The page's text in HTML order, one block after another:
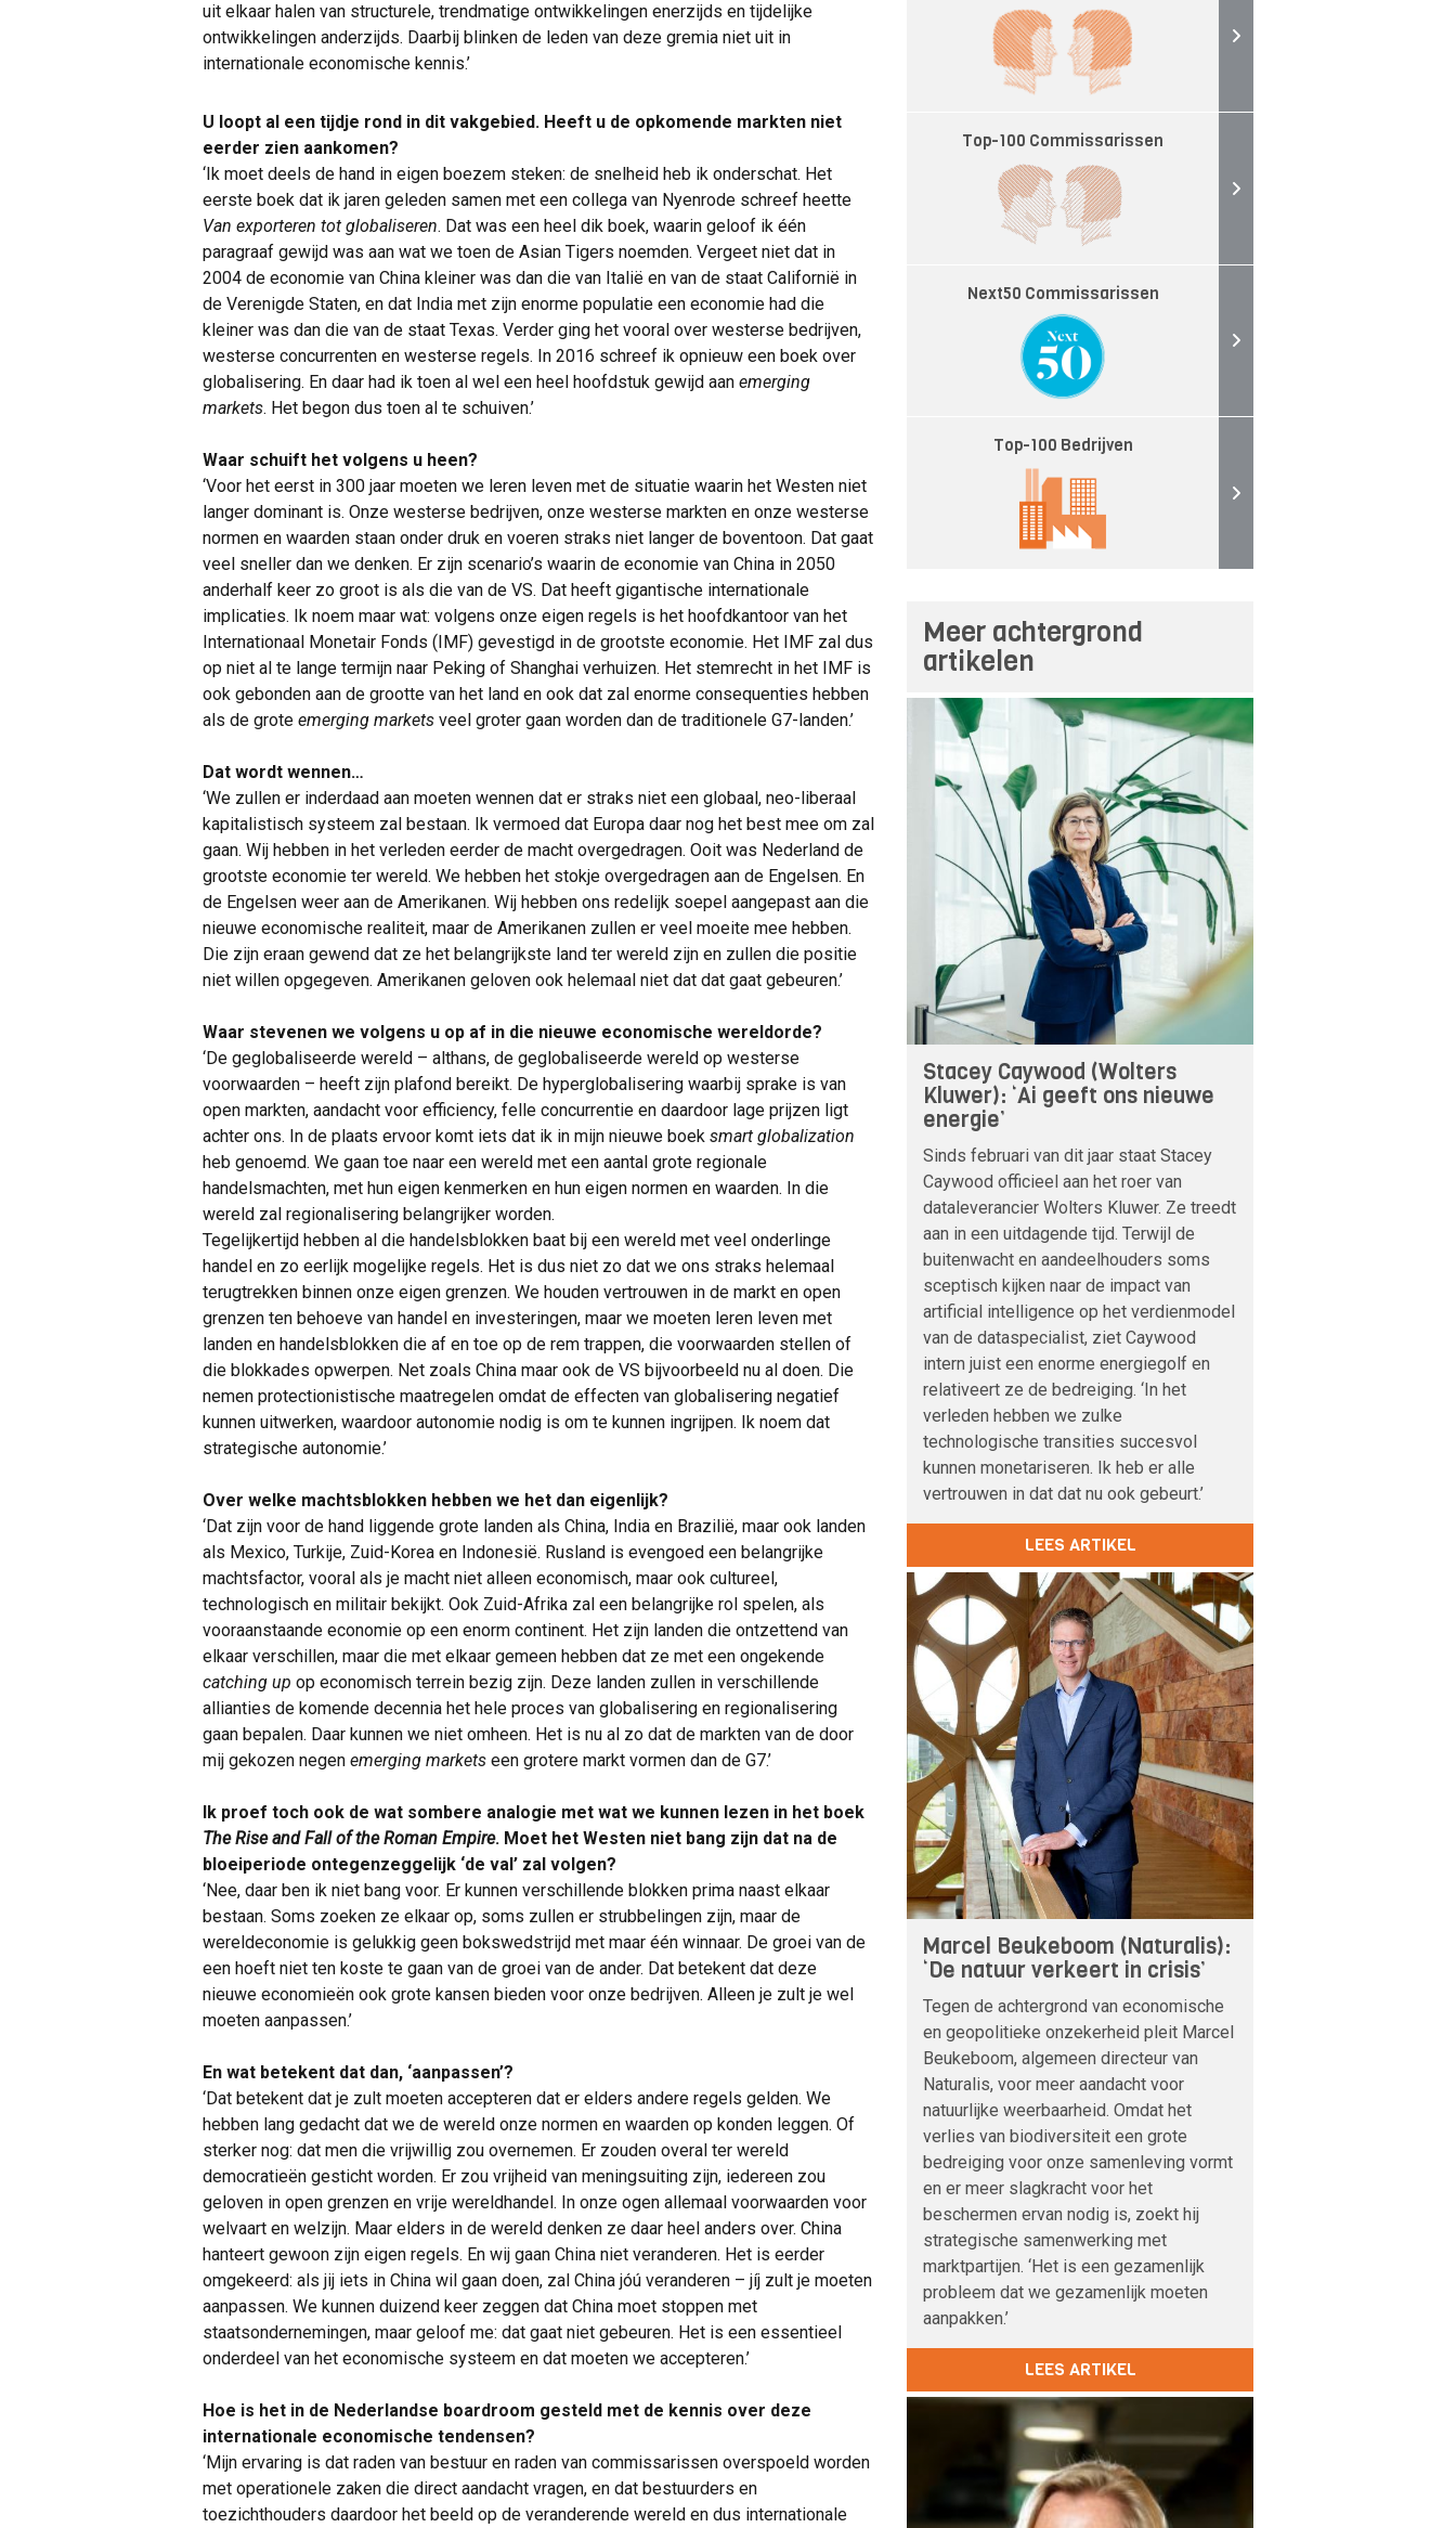
uit elkaar halen van structurele, trendmatige ontwikkelingen enerzijds en tijdelijke
ontwikkelingen anderzijds. Daarbij blinken de leden van deze gremia niet uit in
internationale economische kennis.’
U loopt al een tijdje rond in dit vakgebied. Heeft u de opkomende markten niet
eerder zien aankomen?
‘Ik moet deels de hand in eigen boezem steken: de snelheid heb ik onderschat. Het
eerste boek dat ik jaren geleden samen met een collega van Nyenrode schreef heette
Van exporteren tot globaliseren. Dat was een heel dik boek, waarin geloof ik één
paragraaf gewijd was aan wat we toen de Asian Tigers noemden. Vergeet niet dat in
2004 de economie van China kleiner was dan die van Italië en van de staat Californië in
de Verenigde Staten, en dat India met zijn enorme populatie een economie had die
kleiner was dan die van de staat Texas. Verder ging het vooral over westerse bedrijven,
westerse concurrenten en westerse regels. In 2016 schreef ik opnieuw een boek over
globalisering. En daar had ik toen al wel een heel hoofdstuk gewijd aan emerging
markets. Het begon dus toen al te schuiven.’
Waar schuift het volgens u heen?
‘Voor het eerst in 300 jaar moeten we leren leven met de situatie waarin het Westen niet
langer dominant is. Onze westerse bedrijven, onze westerse markten en onze westerse
normen en waarden staan onder druk en voeren straks niet langer de boventoon. Dat gaat
veel sneller dan we denken. Er zijn scenario’s waarin de economie van China in 2050
anderhalf keer zo groot is als die van de VS. Dat heeft gigantische internationale
implicaties. Ik noem maar wat: volgens onze eigen regels is het hoofdkantoor van het
Internationaal Monetair Fonds (IMF) gevestigd in de grootste economie. Het IMF zal dus
op niet al te lange termijn naar Peking of Shanghai verhuizen. Het stemrecht in het IMF is
ook gebonden aan de grootte van het land en ook dat zal enorme consequenties hebben
als de grote emerging markets veel groter gaan worden dan de traditionele G7-landen.’
Dat wordt wennen…
‘We zullen er inderdaad aan moeten wennen dat er straks niet een globaal, neo-liberaal
kapitalistisch systeem zal bestaan. Ik vermoed dat Europa daar nog het best mee om zal
gaan. Wij hebben in het verleden eerder de macht overgedragen. Ooit was Nederland de
grootste economie ter wereld. We hebben het stokje overgedragen aan de Engelsen. En
de Engelsen weer aan de Amerikanen. Wij hebben ons redelijk soepel aangepast aan die
nieuwe economische realiteit, maar de Amerikanen zullen er veel moeite mee hebben.
Die zijn eraan gewend dat ze het belangrijkste land ter wereld zijn en zullen die positie
niet willen opgegeven. Amerikanen geloven ook helemaal niet dat dat gaat gebeuren.’
Waar stevenen we volgens u op af in die nieuwe economische wereldorde?
‘De geglobaliseerde wereld – althans, de geglobaliseerde wereld op westerse
voorwaarden – heeft zijn plafond bereikt. De hyperglobalisering waarbij sprake is van
open markten, aandacht voor efficiency, felle concurrentie en daardoor lage prijzen ligt
achter ons. In de plaats ervoor komt iets dat ik in mijn nieuwe boek smart globalization
heb genoemd. We gaan toe naar een wereld met een aantal grote regionale
handelsmachten, met hun eigen kenmerken en hun eigen normen en waarden. In die
wereld zal regionalisering belangrijker worden.
Tegelijkertijd hebben al die handelsblokken baat bij een wereld met veel onderlinge
handel en zo eerlijk mogelijke regels. Het is dus niet zo dat we ons straks helemaal
terugtrekken binnen onze eigen grenzen. We houden vertrouwen in de markt en open
grenzen ten behoeve van handel en investeringen, maar we moeten leren leven met
landen en handelsblokken die af en toe op de rem trappen, die voorwaarden stellen of
die blokkades opwerpen. Net zoals China maar ook de VS bijvoorbeeld nu al doen. Die
nemen protectionistische maatregelen omdat de effecten van globalisering negatief
kunnen uitwerken, waardoor autonomie nodig is om te kunnen ingrijpen. Ik noem dat
strategische autonomie.’
Over welke machtsblokken hebben we het dan eigenlijk?
‘Dat zijn voor de hand liggende grote landen als China, India en Brazilië, maar ook landen
als Mexico, Turkije, Zuid-Korea en Indonesië. Rusland is evengoed een belangrijke
machtsfactor, vooral als je macht niet alleen economisch, maar ook cultureel,
technologisch en militair bekijkt. Ook Zuid-Afrika zal een belangrijke rol spelen, als
vooraanstaande economie op een enorm continent. Het zijn landen die ontzettend van
elkaar verschillen, maar die met elkaar gemeen hebben dat ze met een ongekende
catching up op economisch terrein bezig zijn. Deze landen zullen in verschillende
allianties de komende decennia het hele proces van globalisering en regionalisering
gaan bepalen. Daar kunnen we niet omheen. Het is nu al zo dat de markten van de door
mij gekozen negen emerging markets een grotere markt vormen dan de G7.’
Ik proef toch ook de wat sombere analogie met wat we kunnen lezen in het boek
The Rise and Fall of the Roman Empire. Moet het Westen niet bang zijn dat na de
bloeiperiode ontegenzeggelijk ‘de val’ zal volgen?
‘Nee, daar ben ik niet bang voor. Er kunnen verschillende blokken prima naast elkaar
bestaan. Soms zoeken ze elkaar op, soms zullen er strubbelingen zijn, maar de
wereldeconomie is gelukkig geen bokswedstrijd met maar één winnaar. De groei van de
een hoeft niet ten koste te gaan van de groei van de ander. Dat betekent dat deze
nieuwe economieën ook grote kansen bieden voor onze bedrijven. Alleen je zult je wel
moeten aanpassen.’
En wat betekent dat dan, ‘aanpassen’?
‘Dat betekent dat je zult moeten accepteren dat er elders andere regels gelden. We
hebben lang gedacht dat we de wereld onze normen en waarden op konden leggen. Of
sterker nog: dat men die vrijwillig zou overnemen. Er zouden overal ter wereld
democratieën gesticht worden. Er zou vrijheid van meningsuiting zijn, iedereen zou
geloven in open grenzen en vrije wereldhandel. In onze ogen allemaal voorwaarden voor
welvaart en welzijn. Maar elders in de wereld denken ze daar heel anders over. China
hanteert gewoon zijn eigen regels. En wij gaan China niet veranderen. Het is eerder
omgekeerd: als jij iets in China wil gaan doen, zal China jóú veranderen – jíj zult je moeten
aanpassen. We kunnen duizend keer zeggen dat China moet stoppen met
staatsondernemingen, maar geloof me: dat gaat niet gebeuren. Het is een essentieel
onderdeel van het economische systeem en dat moeten we accepteren.’
Hoe is het in de Nederlandse boardroom gesteld met de kennis over deze
internationale economische tendensen?
‘Mijn ervaring is dat raden van bestuur en raden van commissarissen overspoeld worden
met operationele zaken die direct aandacht vragen, en dat bestuurders en
toezichthouders daardoor het beeld op de veranderende wereld en dus internationale
Top-100 Commissarissen
Next50 Commissarissen
Top-100 Bedrijven
Meer achtergrond
artikelen
Stacey Caywood (Wolters
Kluwer): ‘Ai geeft ons nieuwe
energie’
Sinds februari van dit jaar staat Stacey
Caywood officieel aan het roer van
dataleverancier Wolters Kluwer. Ze treedt
aan in een uitdagende tijd. Terwijl de
buitenwacht en aandeelhouders soms
sceptisch kijken naar de impact van
artificial intelligence op het verdienmodel
van de dataspecialist, ziet Caywood
intern juist een enorme energiegolf en
relativeert ze de bedreiging. ‘In het
verleden hebben we zulke
technologische transities succesvol
kunnen monetariseren. Ik heb er alle
vertrouwen in dat dat nu ook gebeurt.’
LEES ARTIKEL
Marcel Beukeboom (Naturalis):
‘De natuur verkeert in crisis’
Tegen de achtergrond van economische
en geopolitieke onzekerheid pleit Marcel
Beukeboom, algemeen directeur van
Naturalis, voor meer aandacht voor
natuurlijke weerbaarheid. Omdat het
verlies van biodiversiteit een grote
bedreiging voor onze samenleving vormt
en er meer slagkracht voor het
beschermen ervan nodig is, zoekt hij
strategische samenwerking met
marktpartijen. ‘Het is een gezamenlijk
probleem dat we gezamenlijk moeten
aanpakken.’
LEES ARTIKEL